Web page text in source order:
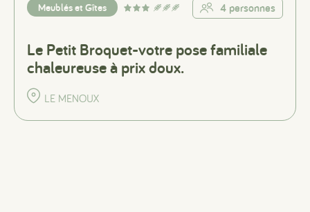
Meublés et Gîtes 4 personnes
Le Petit Broquet-votre pose familiale
chaleureuse à prix doux.
LE MENOUX